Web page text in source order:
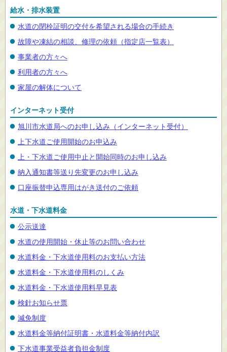
給水・排水装置
水道の閉栓証明の交付を希望される場合の手続き
故障や凍結の相談、修理の依頼（指定店一覧表）
事業者の方々へ
利用者の方々へ
家屋の解体について
インターネット受付
旭川市水道局へのお申し込み（インターネット受付）
上下水道ご使用開始のお申込み
上・下水道ご使用中止と開始同時のお申し込み
納入通知書等送り先変更のお申し込み
口座振替申込専用はがき送付のご依頼
水道・下水道料金
公示送達
水道の使用開始・休止等のお問い合わせ
水道料金・下水道使用料のお支払い方法
水道料金・下水道使用料のしくみ
水道料金・下水道使用料早見表
検針お知らせ票
減免制度
水道料金等納付証明書・水道料金等納付内訳
下水道事業受益者負担金制度